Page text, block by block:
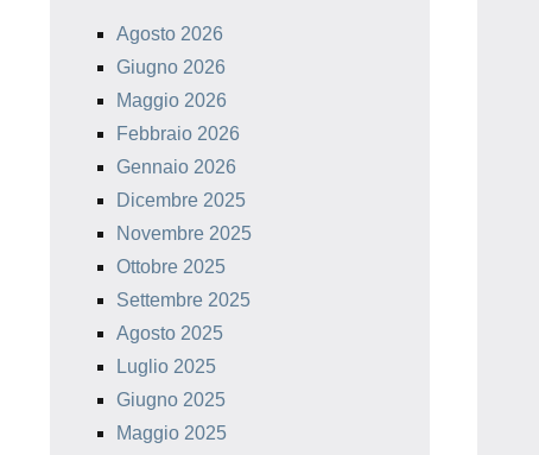
Agosto 2026
Giugno 2026
Maggio 2026
Febbraio 2026
Gennaio 2026
Dicembre 2025
Novembre 2025
Ottobre 2025
Settembre 2025
Agosto 2025
Luglio 2025
Giugno 2025
Maggio 2025